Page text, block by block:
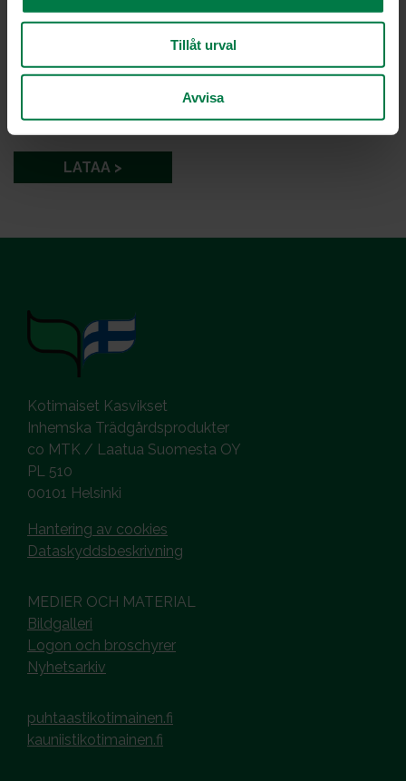
Tillåt urval
Avvisa
Kuva: Kotimaiset Kasvikset ry / Sanna Peurakoski
LATAA
Kotimaiset Kasvikset
Inhemska Trädgårdsprodukter
co MTK / Laatua Suomesta OY
PL 510
00101 Helsinki
Hantering av cookies
Dataskyddsbeskrivning
MEDIER OCH MATERIAL
Bildgalleri
Logon och broschyrer
Nyhetsarkiv
puhtaastikotimainen.fi
kauniistikotimainen.fi